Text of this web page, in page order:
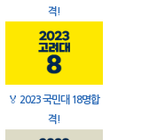
격!
🏅 2023 국민대 18명합
격!